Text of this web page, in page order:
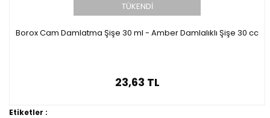
TÜKENDİ
Borox Cam Damlatma Şişe 30 ml - Amber Damlalıklı Şişe 30 cc
23,63 TL
Etiketler :